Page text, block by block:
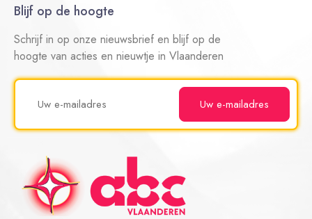
Blijf op de hoogte
Schrijf in op onze nieuwsbrief en blijf op de
hoogte van acties en nieuwtje in Vlaanderen